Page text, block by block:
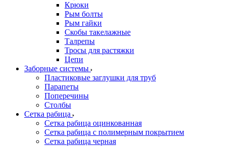
Крюки
Рым болты
Рым гайки
Скобы такелажные
Талрепы
Тросы для растяжки
Цепи
Заборные системы
Пластиковые заглушки для труб
Парапеты
Поперечины
Столбы
Сетка рабица
Сетка рабица оцинкованная
Сетка рабица с полимерным покрытием
Сетка рабица черная